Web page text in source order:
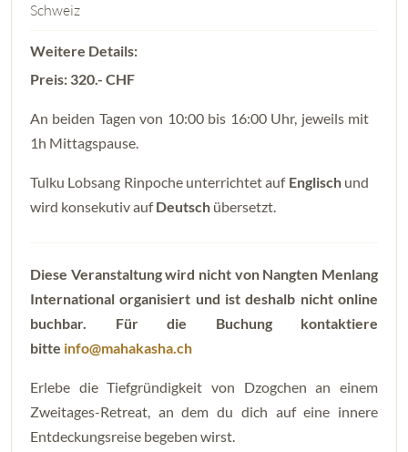
Schweiz
Preis: 320.- CHF
An beiden Tagen von 10:00 bis 16:00 Uhr, jeweils mit
1h Mittagspause.
Tulku Lobsang Rinpoche unterrichtet auf Englischund
wird konsekutiv aufDeutsch übersetzt.
Diese Veranstaltung wird nicht von Nangten Menlang
International organisiert und ist deshalb nicht online
buchbar. Für die Buchung kontaktiere
bitte info@mahakasha.ch
Erlebe die Tiefgründigkeit von Dzogchen an einem
Zweitages-Retreat, an dem du dich auf eine innere
Entdeckungsreise begeben wirst.